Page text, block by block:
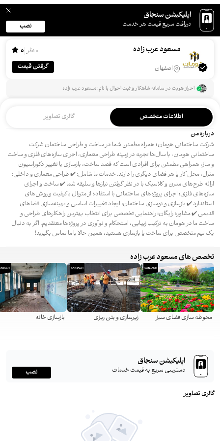
اپلیکیشن سنجاق
دریافت سریع قیمت هر خدمت نصب
مسعود عرب زاده
اصفهان
0 نظر 0
گرفتن قیمت
احراز هویت در سامانه شاهکار و ثبت احوال با نام: مسعود عرب زاده
اطلاعات متخصص
گالری تصاویر
درباره من
شرکت ساختمانی هومان؛ همراه مطمئن شما در ساخت و طراحی ساختمان شرکت
ساختمانی هومان، با سال‌ها تجربه در زمینه طراحی معماری، اجرای سازه‌های فلزی و ساخت
و ساز، همراهی مطمئن برای افرادی است که قصد ساخت، بازسازی یا تغییر دکوراسیون
منزل، محل کار یا هر فضای دیگری را دارند. خدمات ما شامل: ✔️ طراحی معماری و داخلی:
ارائه طرح‌های مدرن و کلاسیک با در نظر گرفتن نیازها و سلیقه شما ✔️ ساخت و اجرای
سازه‌های فلزی: اجرای پروژه‌های ساختمانی با استفاده از متریال باکیفیت و روش‌های
استاندارد ✔️ بازسازی و نوسازی ساختمان: ایجاد تغییرات اساسی و بهینه‌سازی فضاهای
قدیمی ✔️ مشاوره رایگان: راهنمایی تخصصی برای انتخاب بهترین راهکارهای طراحی و
ساخت ما در هومان به ترکیب زیبایی، استحکام و نوآوری در پروژه‌ها معتقدیم. اگر به دنبال
یک تیم متخصص برای ساخت یا بازسازی هستید، همین حالا با ما تماس بگیرید!
تخصص های مسعود عرب زاده
محوطه سازی فضای سبز زیرسازی و بتن ریزی بازسازی خانه
اپلیکیشن سنجاق
دسترسی سریع به قیمت خدمات نصب
گالری تصاویر